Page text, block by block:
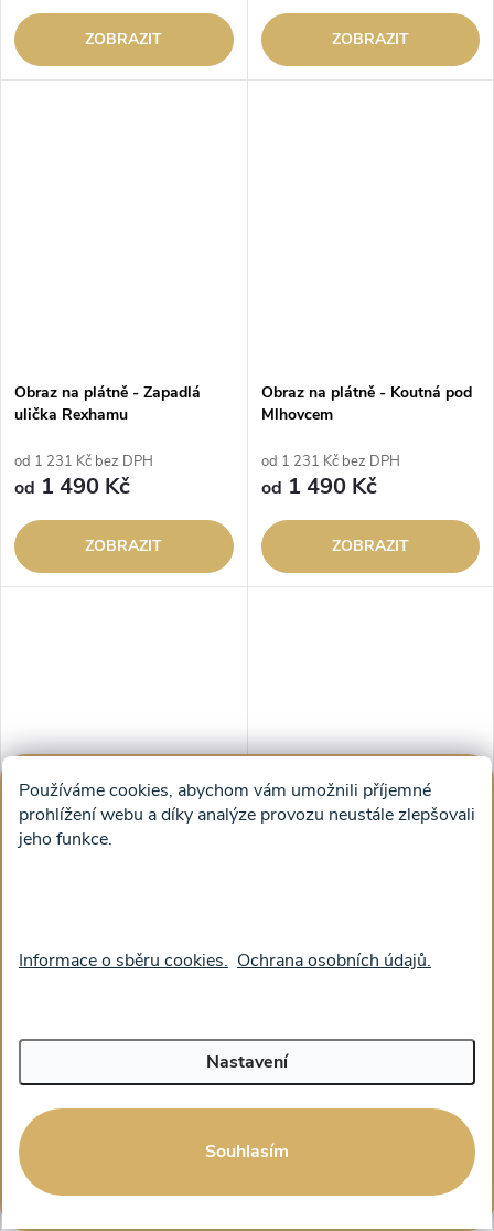
Používáme cookies, abychom vám umožnili příjemné
prohlížení webu a díky analýze provozu neustále zlepšovali
jeho funkce.
Informace o sběru cookies. Ochrana osobních údajů.
Nastavení
Souhlasím
ZOBRAZIT ZOBRAZIT
Obraz na plátně - Zapadlá
ulička Rexhamu
od 1 231 Kč bez DPH
od 1 490 Kč
ZOBRAZIT
Obraz na plátně - Koutná pod
Mlhovcem
od 1 231 Kč bez DPH
od 1 490 Kč
ZOBRAZIT
od 1 231 Kč bez DPH od 1 231 Kč bez DPH